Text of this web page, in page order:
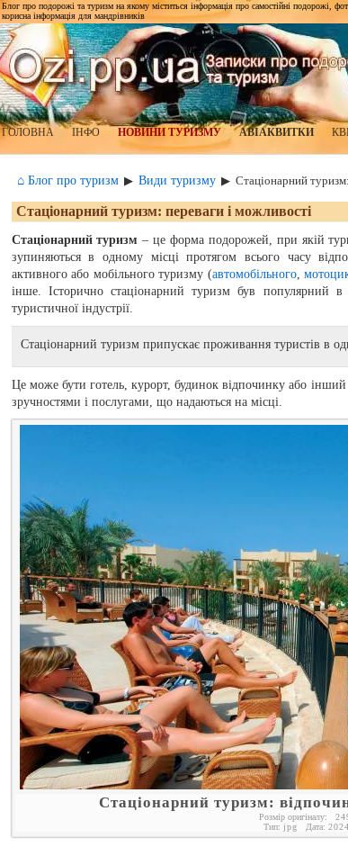
Блог про подорожі та туризм на якому міститься інформація про самостійні подорожі,
корисна інформація для мандрівників
ГОЛОВНА ІНФО НОВИНИ ТУРИЗМУ АВІАКВИТКИ
⌂ Блог про туризм ▶ Види туризму ▶ Стаціонарний
Стаціонарний туризм: переваги і можливості
Стаціонарний туризм – це форма подорожей, при якій
зупиняються в одному місці протягом всього часу
активного або мобільного туризму (автомобільного,
інше. Історично стаціонарний туризм був популярний
туристичної індустрії.
Стаціонарний туризм припускає проживання туристів в
Це може бути готель, курорт, будинок відпочинку або
зручностями і послугами, що надаються на місці.
Стаціонарний туризм:
Розмір оригіналу:
Тип: jpg Дата: